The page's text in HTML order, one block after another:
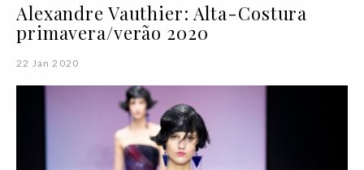
Alexandre Vauthier: Alta-Costura
primavera/verão 2020
22 Jan 2020